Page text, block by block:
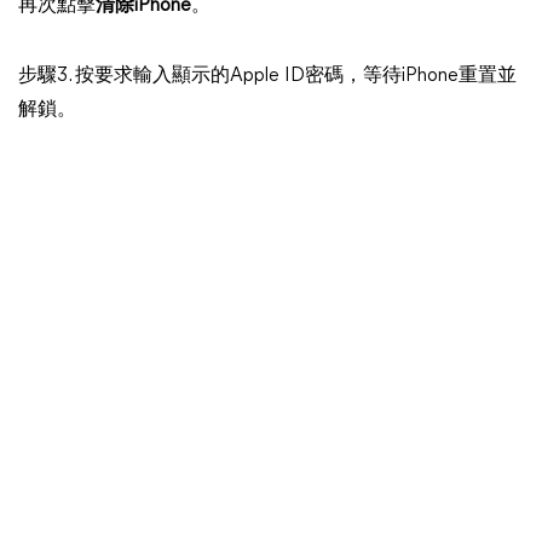
再次點擊清除iPhone。
步驟3. 按要求輸入顯示的Apple ID密碼，等待iPhone重置並
解鎖。